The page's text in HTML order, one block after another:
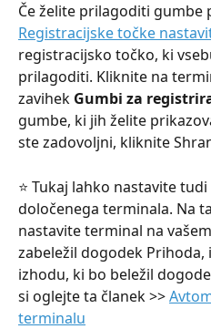
Če želite prilagoditi gumbe
Registracijske točke
registracijsko točko, ki
prilagoditi. Kliknite na
zavihek Gumbi za
gumbe, ki jih želite
ste zadovoljni, kliknite
⭐ Tukaj lahko nastavite
določenega terminala. Na
nastavite terminal na
zabeležil dogodek Prihoda,
izhodu, ki bo beležil
si oglejte ta članek >>
terminalu